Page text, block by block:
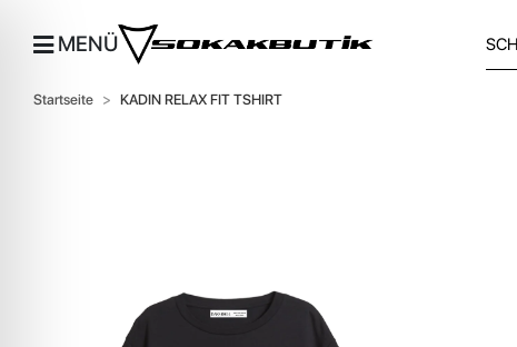
MENÜ
Startseite KADIN RELAX FIT TSHIRT